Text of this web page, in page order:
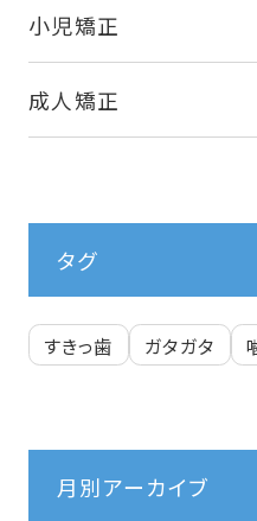
小児矯正
成人矯正
タグ
すきっ歯 ガタガタ
月別アーカイブ